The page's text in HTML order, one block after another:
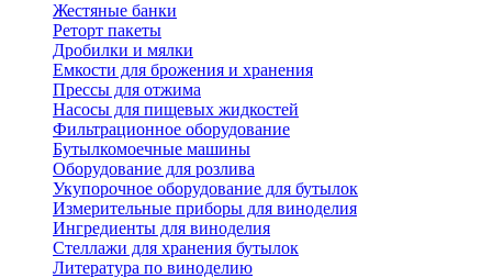
Жестяные банки
Реторт пакеты
Дробилки и мялки
Емкости для брожения и хранения
Прессы для отжима
Насосы для пищевых жидкостей
Фильтрационное оборудование
Бутылкомоечные машины
Оборудование для розлива
Укупорочное оборудование для бутылок
Измерительные приборы для виноделия
Ингредиенты для виноделия
Стеллажи для хранения бутылок
Литература по виноделию